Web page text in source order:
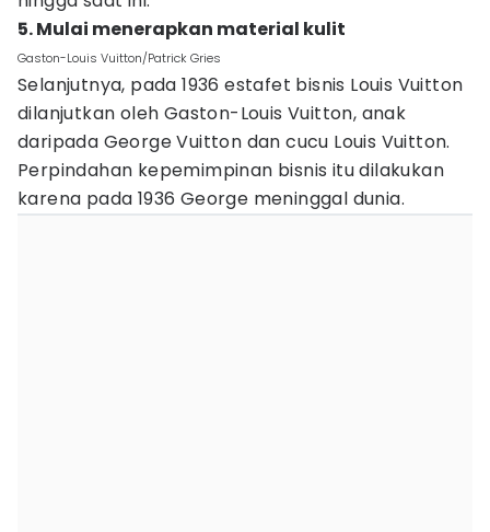
5. Mulai menerapkan material kulit
Gaston-Louis Vuitton/Patrick Gries
Selanjutnya, pada 1936 estafet bisnis Louis Vuitton
dilanjutkan oleh Gaston-Louis Vuitton, anak
daripada George Vuitton dan cucu Louis Vuitton.
Perpindahan kepemimpinan bisnis itu dilakukan
karena pada 1936 George meninggal dunia.